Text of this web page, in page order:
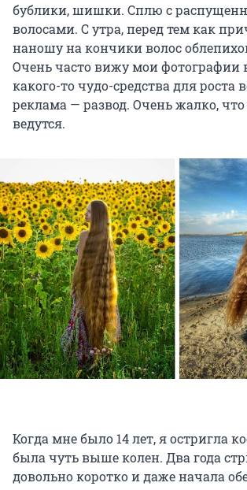
бублики, шишки. Сплю с
волосами. С утра, перед тем как
наношу на кончики волос
Очень часто вижу мои фотографии
какого-то чудо-средства для роста
реклама — развод. Очень жалко,
ведутся.
Когда мне было 14 лет, я остригла
была чуть выше колен. Два года
довольно коротко и даже начала